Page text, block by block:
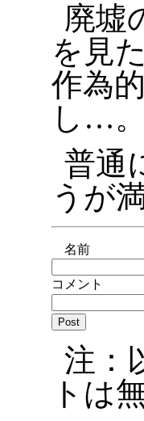
廃墟
を見
作為
し…
普通
うが
名前
コメント
注：
トは